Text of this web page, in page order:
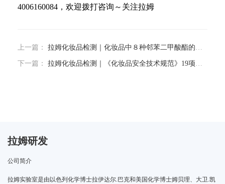
4006160084，欢迎拨打咨询～关注拉姆
上一篇： 拉姆化妆品检测｜化妆品中８种邻苯二甲酸酯的检测方法
下一篇： 拉姆化妆品检测｜《化妆品安全技术规范》19项制修订项目情况汇总表
拉姆研发
公司简介
拉姆实验室是由以色列化学博士拉伊达尔.巴克和美国化学博士姆贝理、大卫.凯